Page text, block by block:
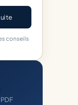
conseils